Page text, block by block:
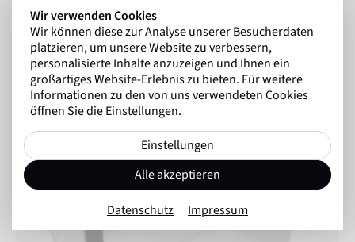
Wir verwenden Cookies
Wir können diese zur Analyse unserer Besucherdaten
platzieren, um unsere Website zu verbessern,
personalisierte Inhalte anzuzeigen und Ihnen ein
großartiges Website-Erlebnis zu bieten. Für weitere
Informationen zu den von uns verwendeten Cookies
öffnen Sie die Einstellungen.
Einstellungen
Alle akzeptieren
Datenschutz Impressum